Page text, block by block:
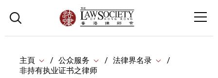
主頁 公众服务
法律界名录
非持有执业证书之律师